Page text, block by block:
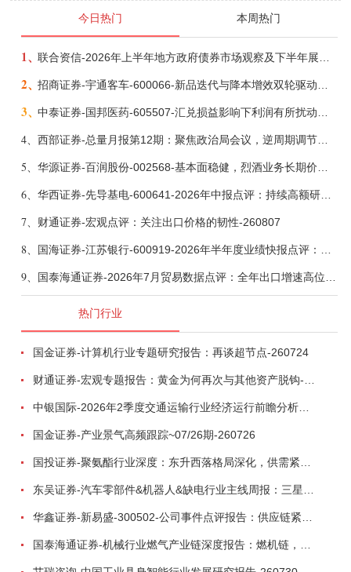
今日热门 本周热门
1、 联合资信-2026年上半年地方政府债券市场观察及下半年展望：积极财政政策提质增效，地方债务迈向长效治理-260806
2、 招商证券-宇通客车-600066-新品迭代与降本增效双轮驱动，海外市场放量可期-260805
3、 中泰证券-国邦医药-605507-汇兑损益影响下利润有所扰动，期待底部反转-260805
4、 西部证券-总量月报第12期：聚焦政治局会议，逆周期调节加力，增量政策可期-260806
5、 华源证券-百润股份-002568-基本面稳健，烈酒业务长期价值亟待体现-260806
6、 华西证券-先导基电-600641-2026年中报点评：持续高额研发投入，离子注入机、半导体材料加速突破-260802
7、 财通证券-宏观点评：关注出口价格的韧性-260807
8、 国海证券-江苏银行-600919-2026年半年度业绩快报点评：营收加速增长，风险抵补能力充足-260807
9、 国泰海通证券-2026年7月贸易数据点评：全年出口增速高位或已现-260807
热门行业
国金证券-计算机行业专题研究报告：再谈超节点-260724
财通证券-宏观专题报告：黄金为何再次与其他资产脱钩-260726
中银国际-2026年2季度交通运输行业经济运行前瞻分析：地缘冲突致航运和航空景气度分化，交通基础设施板块总体呈现稳健特征-260724
国金证券-产业景气高频跟踪~07/26期-260726
国投证券-聚氨酯行业深度：东升西落格局深化，供需紧平衡驱动盈利修复-260804
东吴证券-汽车零部件&机器人&缺电行业主线周报：三星电子设立RX机器人事业部，GEV披露二季度业绩及扩产计划-260726
华鑫证券-新易盛-300502-公司事件点评报告：供应链紧张逐步缓解，订单交付快速增长-260724
国泰海通证券-机械行业燃气产业链深度报告：燃机链，受益数据中心与能源转型，供需错配下国产厂商迎全球性机遇-260728